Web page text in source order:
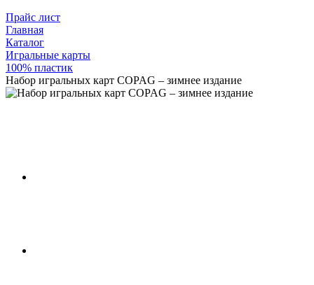
Прайс лист
Главная
Каталог
Игральные карты
100% пластик
Набор игральных карт COPAG – зимнее издание